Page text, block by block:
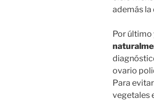
además la
Por último
ovario
Para
vegetales